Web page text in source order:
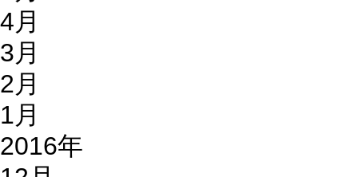
4月
3月
2月
1月
2016年